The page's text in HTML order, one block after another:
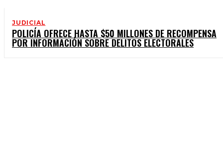
JUDICIAL
POLICÍA OFRECE HASTA $50 MILLONES DE RECOMPENSA
POR INFORMACIÓN SOBRE DELITOS ELECTORALES